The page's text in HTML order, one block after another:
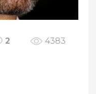
2 4383